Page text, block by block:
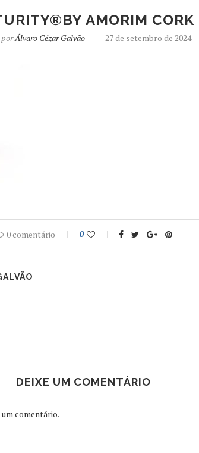
AMORIM CORK
porÁlvaro Cézar Galvão 27 de setembro de 2024
0 comentário 0
DEIXE UM COMENTÁRIO
comentário.